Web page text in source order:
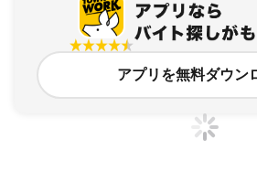
アプリを無料ダウン